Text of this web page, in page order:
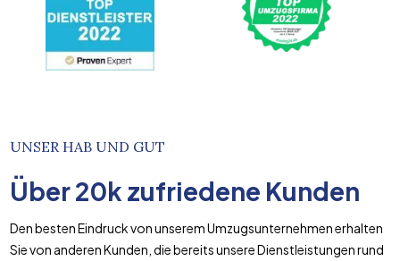
UNSER HAB UND GUT
Über20k zufriedene Kunden
Den besten Eindruck von unserem Umzugsunternehmen erhalten
Sie von anderen Kunden, die bereits unsere Dienstleistungen rund